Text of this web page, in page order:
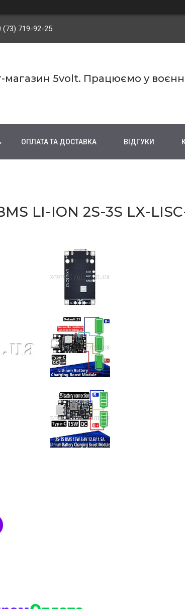
(73) 719-92-25
магазин 5volt. Працюємо у
ОПЛАТА ТА ДОСТАВКА ВІДГУКИ
LI-ION 2S-3S LX-